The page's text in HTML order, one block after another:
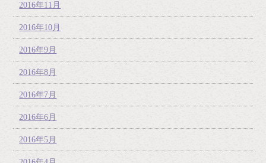
2016年11月
2016年10月
2016年9月
2016年8月
2016年7月
2016年6月
2016年5月